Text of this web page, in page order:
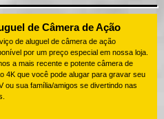
de Câmera de Ação
de aluguel de câmera de ação
por um preço especial em nossa loja.
a mais recente e potente câmera de
4K que você pode alugar para gravar seu
ou sua família/amigos se divertindo nas